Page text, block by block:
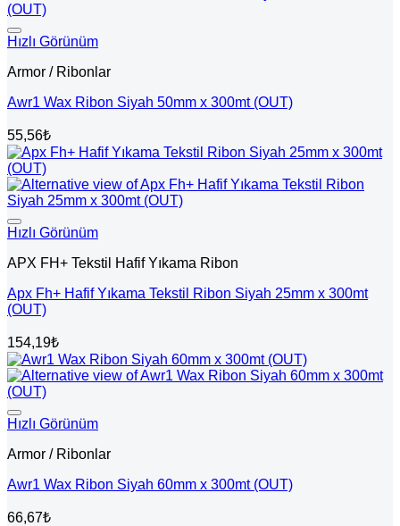
Hızlı Görünüm
Armor / Ribonlar
Awr1 Wax Ribon Siyah 50mm x 300mt (OUT)
55,56₺
Hızlı Görünüm
APX FH+ Tekstil Hafif Yıkama Ribon
Apx Fh+ Hafif Yıkama Tekstil Ribon Siyah 25mm x 300mt
(OUT)
154,19₺
Hızlı Görünüm
Armor / Ribonlar
Awr1 Wax Ribon Siyah 60mm x 300mt (OUT)
66,67₺